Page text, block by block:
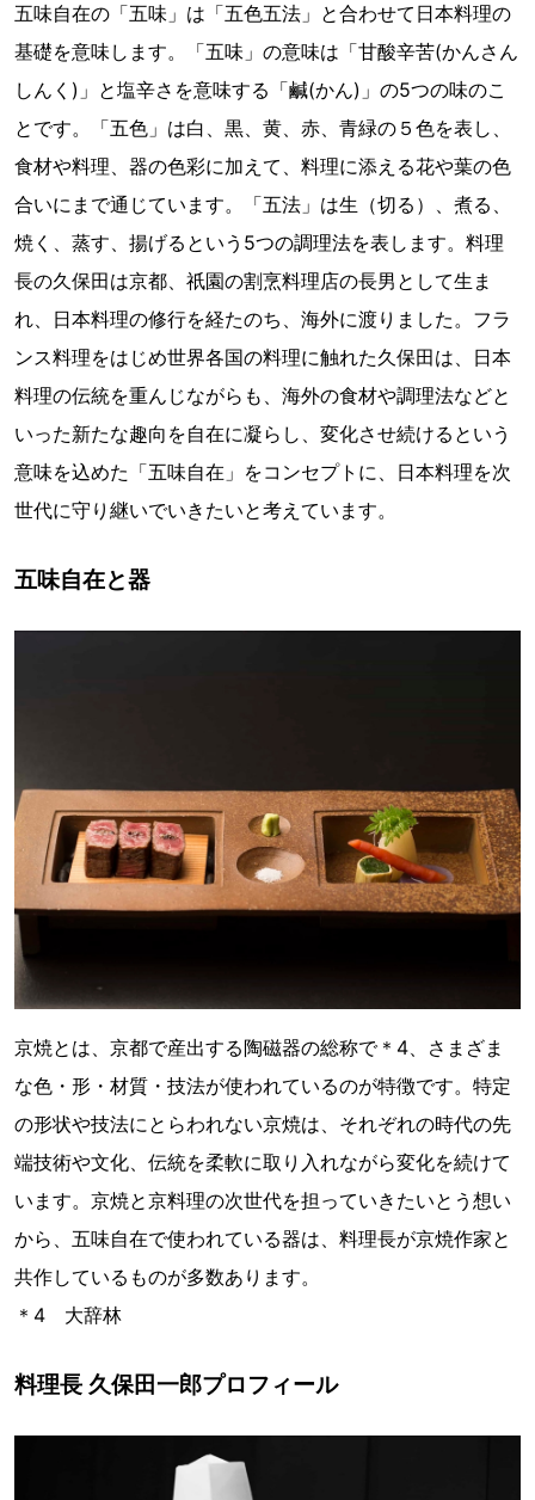
五味自在の「五味」は「五色五法」と合わせて日本料理の
基礎を意味します。「五味」の意味は「甘酸辛苦(かんさん
しんく)」と塩辛さを意味する「鹹(かん)」の5つの味のこ
とです。「五色」は白、黒、黄、赤、青緑の５色を表し、
食材や料理、器の色彩に加えて、料理に添える花や葉の色
合いにまで通じています。「五法」は生（切る）、煮る、
焼く、蒸す、揚げるという5つの調理法を表します。料理
長の久保田は京都、祇園の割烹料理店の長男として生ま
れ、日本料理の修行を経たのち、海外に渡りました。フラ
ンス料理をはじめ世界各国の料理に触れた久保田は、日本
料理の伝統を重んじながらも、海外の食材や調理法などと
いった新たな趣向を自在に凝らし、変化させ続けるという
意味を込めた「五味自在」をコンセプトに、日本料理を次
世代に守り継いでいきたいと考えています。
五味自在と器
京焼とは、京都で産出する陶磁器の総称で＊4、さまざま
な色・形・材質・技法が使われているのが特徴です。特定
の形状や技法にとらわれない京焼は、それぞれの時代の先
端技術や文化、伝統を柔軟に取り入れながら変化を続けて
います。京焼と京料理の次世代を担っていきたいとう想い
から、五味自在で使われている器は、料理長が京焼作家と
共作しているものが多数あります。
＊4 大辞林
料理長 久保田一郎プロフィール